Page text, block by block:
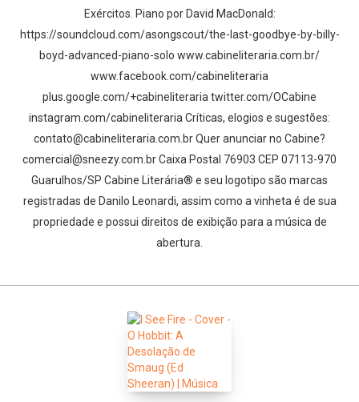
Exércitos. Piano por David MacDonald:
https://soundcloud.com/asongscout/the-last-goodbye-by-billy-
boyd-advanced-piano-solo www.cabineliteraria.com.br/
www.facebook.com/cabineliteraria
plus.google.com/+cabineliteraria twitter.com/OCabine
instagram.com/cabineliteraria Críticas, elogios e sugestões:
contato@cabineliteraria.com.br Quer anunciar no Cabine?
comercial@sneezy.com.br Caixa Postal 76903 CEP 07113-970
Guarulhos/SP Cabine Literária® e seu logotipo são marcas
registradas de Danilo Leonardi, assim como a vinheta é de sua
propriedade e possui direitos de exibição para a música de
abertura.